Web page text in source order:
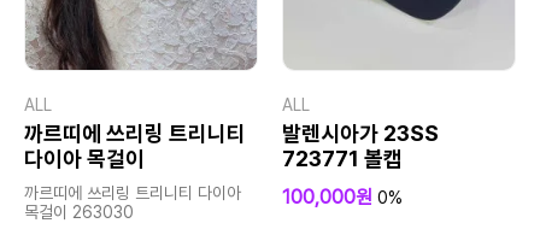
ALL
까르띠에 쓰리링 트리니티
다이아 목걸이
까르띠에 쓰리링 트리니티 다이아
목걸이 263030
ALL
발렌시아가 23SS
723771 볼캡
100,000원 0%